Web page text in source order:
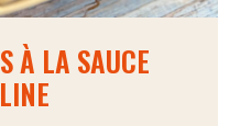
À LA SAUCE